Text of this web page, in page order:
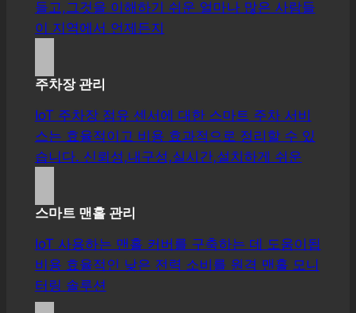
들고,그것을 이해하기 쉬운 얼마나 많은 사람들
이 지역에서 언제든지
주차장 관리
IoT 주차장 점유 센서에 대한 스마트 주차 서비
스는 효율적이고 비용 효과적으로 정리할 수 있
습니다. 신뢰성,내구성,실시간,설치하게 쉬운
스마트 맨홀 관리
IoT 사용하는 맨홀 커버를 구축하는 데 도움이됩
비용 효율적인 낮은 전력 소비를 원격 맨홀 모니
터링 솔루션